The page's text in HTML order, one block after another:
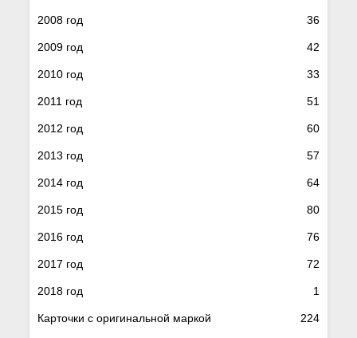
2008 год 36
2009 год 42
2010 год 33
2011 год 51
2012 год 60
2013 год 57
2014 год 64
2015 год 80
2016 год 76
2017 год 72
2018 год 1
Карточки с оригинальной маркой 224